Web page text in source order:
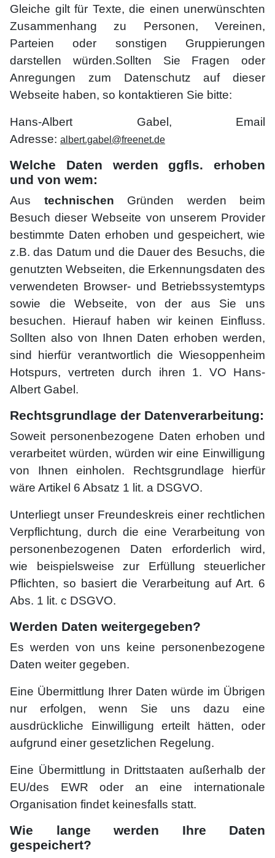
Gleiche gilt für Texte, die einen unerwünschten
Zusammenhang zu Personen, Vereinen,
Parteien oder sonstigen Gruppierungen
darstellen würden.Sollten Sie Fragen oder
Anregungen zum Datenschutz auf dieser
Webseite haben, so kontaktieren Sie bitte:
Hans-Albert Gabel, Email
Adresse: albert.gabel@freenet.de
Welche Daten werden ggfls. erhoben
und von wem:
Aus technischen Gründen werden beim
Besuch dieser Webseite von unserem Provider
bestimmte Daten erhoben und gespeichert, wie
z.B. das Datum und die Dauer des Besuchs, die
genutzten Webseiten, die Erkennungsdaten des
verwendeten Browser- und Betriebssystemtyps
sowie die Webseite, von der aus Sie uns
besuchen. Hierauf haben wir keinen Einfluss.
Sollten also von Ihnen Daten erhoben werden,
sind hierfür verantwortlich die Wiesoppenheim
Hotspurs, vertreten durch ihren 1. VO Hans-
Albert Gabel.
Rechtsgrundlage der Datenverarbeitung:
Soweit personenbezogene Daten erhoben und
verarbeitet würden, würden wir eine Einwilligung
von Ihnen einholen. Rechtsgrundlage hierfür
wäre Artikel 6 Absatz 1 lit. a DSGVO.
Unterliegt unser Freundeskreis einer rechtlichen
Verpflichtung, durch die eine Verarbeitung von
personenbezogenen Daten erforderlich wird,
wie beispielsweise zur Erfüllung steuerlicher
Pflichten, so basiert die Verarbeitung auf Art. 6
Abs. 1 lit. c DSGVO.
Werden Daten weitergegeben?
Es werden von uns keine personenbezogene
Daten weiter gegeben.
Eine Übermittlung Ihrer Daten würde im Übrigen
nur erfolgen, wenn Sie uns dazu eine
ausdrückliche Einwilligung erteilt hätten, oder
aufgrund einer gesetzlichen Regelung.
Eine Übermittlung in Drittstaaten außerhalb der
EU/des EWR oder an eine internationale
Organisation findet keinesfalls statt.
Wie lange werden Ihre Daten
gespeichert?